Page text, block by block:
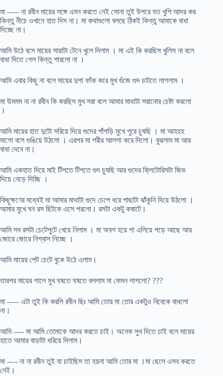
মা —– না রবীন মায়ের সঙ্গে এমন করতে নেই সোনা তুই উপরে যত খুশি আদর কর
কিন্তু নীচে ওখানে হাত দিস না। মা কথাগুলো বলছে ঠিকই কিন্তু আমাকে বাধা
দিচ্ছে না।
আমি উঠে বসে মায়ের সায়াটা টেনে খুলে দিলাম । মা এই কি করছিস খুলিস না বলে
বাধা দিতে গেল কিন্তু পারলো না ।
আমি এবার কিছু না বলে মায়ের দুপা ফাঁক করে মুখ গুঁজে গুদ চাটতে লাগলাম ।
মা উমমম না না রবীন কি করছিস মুখ সরা বলে আমার মাথাটা সরানোর চেষ্টা করলো
।
আমি মায়ের হাত দুটো সরিয়ে দিয়ে গুদের পাঁপড়ি মুখে পুরে চুষছি । মা আহহহ
মাগো বলে গুঙিয়ে উঠলো । এরপর মা শরীর আলগা করে দিলো। বুঝলাম মা আর
বাধা দেবে না।
আমি একহাত দিয়ে মাই টিপতে টিপতে গুদ চুষছি আর গুদের ক্লিটোরিসটা জিভ
দিয়ে নেড়ে দিচ্ছি ।
কিছুক্ষণের মধ্যেই মা আমার মাথাটা গুদে চেপে ধরে পাছাটা ঝাঁকুনি দিয়ে উঠলো ।
আমার মুখে ঘন রস ছিটকে এসে পরলো। রসটা একটু কষাটে।
আমি সব রসটা চেটেপুটে খেয়ে নিলাম । মা অবশ হয়ে গা এলিয়ে পড়ে আছে আর
জোরে জোরে নিশ্বাস নিচ্ছে ।
আমি মায়ের পেট চেটে বুকে উঠে এলাম।
তারপর মায়ের গালে মুখ ঘষতে ঘষতে বললাম মা কেমন লাগলো? ???
মা —– এটা তুই কি করলি রবীন ছিঃ আমি তোর মা তোর একটুও বিবেকে বাধলো
না।
আমি —- মা আমি তোমাকে আদর করতে চাই। অনেক সুখ দিতে চাই বলে মায়ের
হাতে আমার বাড়াটা ধরিয়ে দিলাম।
মা —- না না রবীন তুই যা চাইছিস তা হয়না আমি তোর মা ।মা ছেলে এসব করতে
নেই।